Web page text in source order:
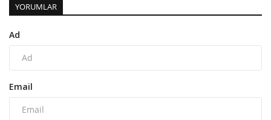
YORUMLAR
Ad
Email